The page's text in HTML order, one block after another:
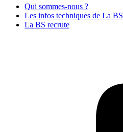
Qui sommes-nous ?
Les infos techniques de La BS
La BS recrute